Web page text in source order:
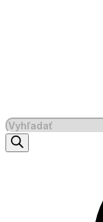
Products
search